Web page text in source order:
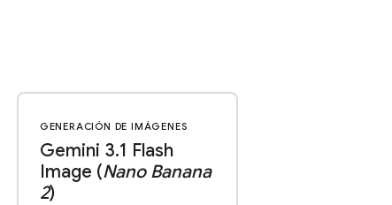
GENERACIÓN DE IMÁGENES
Gemini 3.1 Flash
Image (Nano Banana
2)